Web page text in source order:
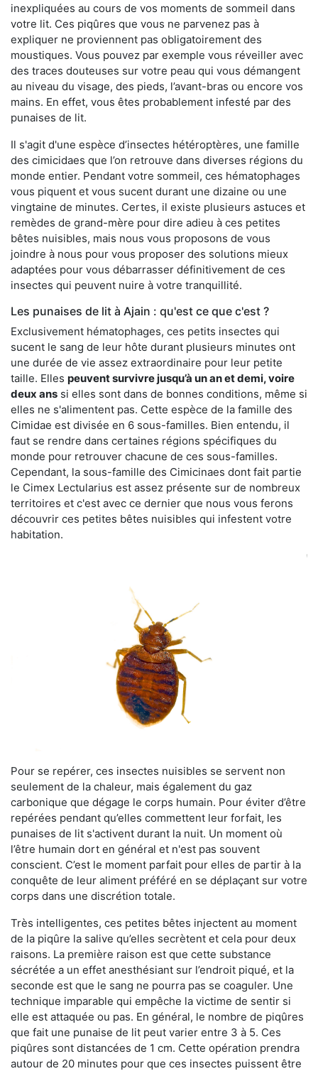
inexpliquées au cours de vos moments de sommeil dans
votre lit. Ces piqûres que vous ne parvenez pas à
expliquer ne proviennent pas obligatoirement des
moustiques. Vous pouvez par exemple vous réveiller avec
des traces douteuses sur votre peau qui vous démangent
au niveau du visage, des pieds, l’avant-bras ou encore vos
mains. En effet, vous êtes probablement infesté par des
punaises de lit.
Il s'agit d'une espèce d’insectes hétéroptères, une famille
des cimicidaes que l’on retrouve dans diverses régions du
monde entier. Pendant votre sommeil, ces hématophages
vous piquent et vous sucent durant une dizaine ou une
vingtaine de minutes. Certes, il existe plusieurs astuces et
remèdes de grand-mère pour dire adieu à ces petites
bêtes nuisibles, mais nous vous proposons de vous
joindre à nous pour vous proposer des solutions mieux
adaptées pour vous débarrasser définitivement de ces
insectes qui peuvent nuire à votre tranquillité.
Les punaises de lit à Ajain : qu'est ce que c'est ?
Exclusivement hématophages, ces petits insectes qui
sucent le sang de leur hôte durant plusieurs minutes ont
une durée de vie assez extraordinaire pour leur petite
taille. Elles peuvent survivre jusqu’à un an et demi, voire
deux ans si elles sont dans de bonnes conditions, même si
elles ne s'alimentent pas. Cette espèce de la famille des
Cimidae est divisée en 6 sous-familles. Bien entendu, il
faut se rendre dans certaines régions spécifiques du
monde pour retrouver chacune de ces sous-familles.
Cependant, la sous-famille des Cimicinaes dont fait partie
le Cimex Lectularius est assez présente sur de nombreux
territoires et c'est avec ce dernier que nous vous ferons
découvrir ces petites bêtes nuisibles qui infestent votre
habitation.
Pour se repérer, ces insectes nuisibles se servent non
seulement de la chaleur, mais également du gaz
carbonique que dégage le corps humain. Pour éviter d’être
repérées pendant qu’elles commettent leur forfait, les
punaises de lit s'activent durant la nuit. Un moment où
l’être humain dort en général et n'est pas souvent
conscient. C’est le moment parfait pour elles de partir à la
conquête de leur aliment préféré en se déplaçant sur votre
corps dans une discrétion totale.
Très intelligentes, ces petites bêtes injectent au moment
de la piqûre la salive qu’elles secrètent et cela pour deux
raisons. La première raison est que cette substance
sécrétée a un effet anesthésiant sur l’endroit piqué, et la
seconde est que le sang ne pourra pas se coaguler. Une
technique imparable qui empêche la victime de sentir si
elle est attaquée ou pas. En général, le nombre de piqûres
que fait une punaise de lit peut varier entre 3 à 5. Ces
piqûres sont distancées de 1 cm. Cette opération prendra
autour de 20 minutes pour que ces insectes puissent être